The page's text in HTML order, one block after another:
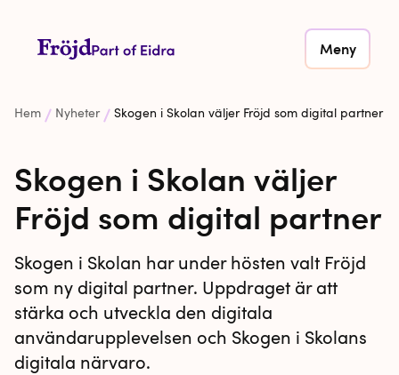
Meny
Hem Nyheter Skogen i Skolan väljer Fröjd som digital partner
Skogen i Skolan väljer
Fröjd som digital partner
Skogen i Skolan har under hösten valt Fröjd
som ny digital partner. Uppdraget är att
stärka och utveckla den digitala
användarupplevelsen och Skogen i Skolans
digitala närvaro.